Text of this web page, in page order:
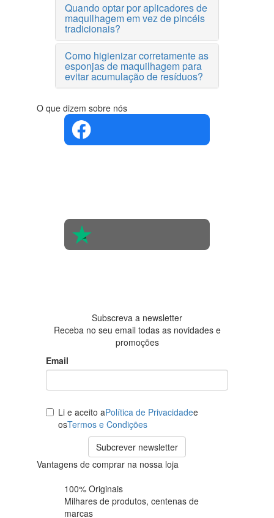
Quando optar por aplicadores de
maquilhagem em vez de pincéis
tradicionais?
Como higienizar corretamente as
esponjas de maquilhagem para
evitar acumulação de resíduos?
O que dizem sobre nós
Subscreva a newsletter
Receba no seu email todas as novidades e
promoções
Email
Li e aceito aPolítica de Privacidadee
osTermos e Condições
Subcrever newsletter
Vantagens de comprar na nossa loja
100% Originais
Milhares de produtos, centenas de
marcas